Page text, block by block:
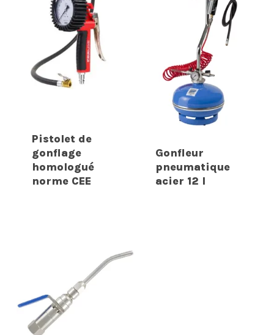
Pistolet de
gonflage
homologué
norme CEE
Gonfleur
pneumatique
acier 12 l